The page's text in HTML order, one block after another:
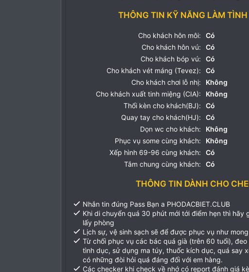
THÔNG TIN KỸ NĂNG LÀM
Cho khách hôn môi:
Có
Cho khách hôn vú:
Có
Cho khách bóp vú:
Có
Cho khách vét máng (Tevez):
Có
Cho khách chơi lỗ nhị:
Không
Cho khách xuất tinh miệng (CIA):
Không
Thổi kèn cho khách(BJ):
Có
Quay tay cho khách(HJ):
Có
Dọn wc cho khách:
Không
Phục vụ some cùng khách:
Không
Xếp hình 69-96 cùng khách:
Có
Tắm chung cùng khách:
Có
THÔNG TIN DÀNH CHO
Nhắn tin đúng Pass Bạn a PHODACBIET.CLUB
Khi di chuyển quá 30 phút mới tới điểm hẹn thì hãy
lấy phòng
Lịch sự, vệ sinh sạch sẽ để được phục vụ như
Từ chối phục vụ các bác quá già (trên 60 tuổi),
tình dục, sử dụng ma túy, thuốc kích dục, quá say
có những đòi hỏi quá đáng đối với em hàng.
Các checker khi check về nhớ có report đánh giá